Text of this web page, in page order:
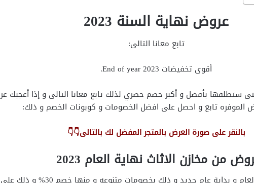
عروض نهاية السنة 2023
تابع معانا التالى:
أقوى تخفيضات End of year 2023.
ستطلقها بأفضل و أكبر خصم حصري لذلك تابع معانا التالى و إذا أعجبك
الموفره تابع و احصل على افضل الخصومات و كوبونات الخصم و ذلك:
بالنقر على صورة العرض بالمتجر المفضل لك بالتالى👇👇
من مخازن الاثاث نهاية العام 2023
العديد من الخصومات و التخفيضات